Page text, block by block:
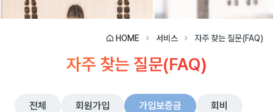
HOME 서비스 자주 찾는 질문(FAQ)
자주 찾는 질문(FAQ)
전체 회원가입 가입보증금 회비